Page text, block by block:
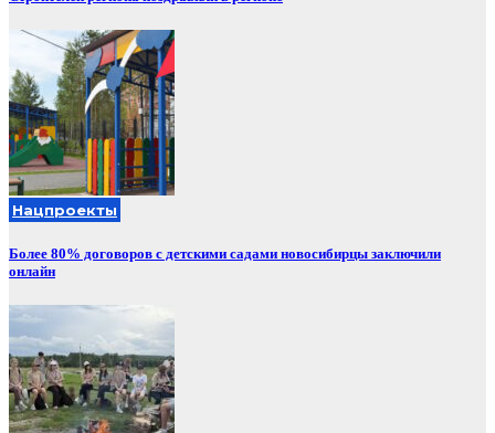
Нацпроекты
Более 80% договоров с детскими садами новосибирцы заключили
онлайн